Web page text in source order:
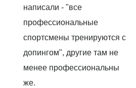
написали - "все
профессиональные
спортсмены тренируются с
допингом", другие там не
менее профессиональны
же.